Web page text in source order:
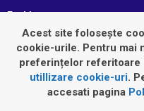
Fashion
Afaceri si Finante
Retete Culinare
Acest site folosește
cookie-urile. Pentru mai
preferințelor referitoare
utillizare cookie-uri.
accesati pagina